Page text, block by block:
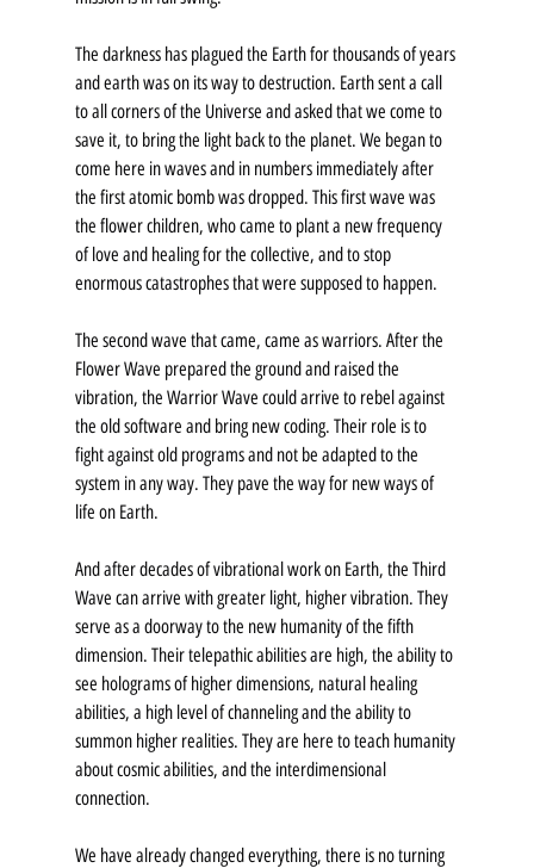
The darkness has plagued the Earth for thousands of years
and earth was on its way to destruction. Earth sent a call
to all corners of the Universe and asked that we come to
save it, to bring the light back to the planet. We began to
come here in waves and in numbers immediately after
the first atomic bomb was dropped. This first wave was
the flower children, who came to plant a new frequency
of love and healing for the collective, and to stop
enormous catastrophes that were supposed to happen.
The second wave that came, came as warriors. After the
Flower Wave prepared the ground and raised the
vibration, the Warrior Wave could arrive to rebel against
the old software and bring new coding. Their role is to
fight against old programs and not be adapted to the
system in any way. They pave the way for new ways of
life on Earth.
And after decades of vibrational work on Earth, the Third
Wave can arrive with greater light, higher vibration. They
serve as a doorway to the new humanity of the fifth
dimension. Their telepathic abilities are high, the ability to
see holograms of higher dimensions, natural healing
abilities, a high level of channeling and the ability to
summon higher realities. They are here to teach humanity
about cosmic abilities, and the interdimensional
connection.
We have already changed everything, there is no turning